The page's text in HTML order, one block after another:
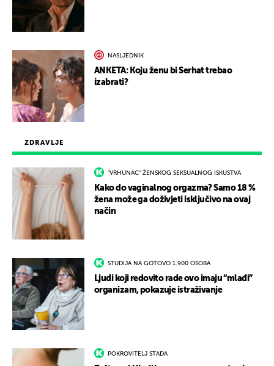
ZDRAVLJE
"VRHUNAC" ŽENSKOG SEKSUALNOG ISKUSTVA
Kako do vaginalnog orgazma? Samo 18 %
žena može ga doživjeti isključivo na ovaj
način
STUDIJA NA GOTOVO 1.900 OSOBA
Ljudi koji redovito rade ovo imaju “mlađi”
organizam, pokazuje istraživanje
POKROVITELJ STADA
NASLJEDNIK
ANKETA: Koju ženu bi Serhat trebao
izabrati?